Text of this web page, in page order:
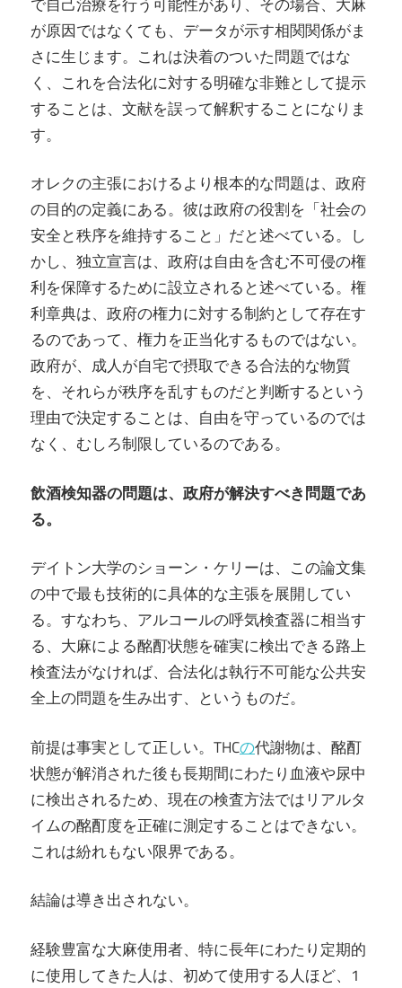
が原因ではなくても、データが示す相関関係がま
さに生じます。これは決着のついた問題ではな
く、これを合法化に対する明確な非難として提示
することは、文献を誤って解釈することになりま
す。
オレクの主張におけるより根本的な問題は、政府
の目的の定義にある。彼は政府の役割を「社会の
安全と秩序を維持すること」だと述べている。し
かし、独立宣言は、政府は自由を含む不可侵の権
利を保障するために設立されると述べている。権
利章典は、政府の権力に対する制約として存在す
るのであって、権力を正当化するものではない。
政府が、成人が自宅で摂取できる合法的な物質
を、それらが秩序を乱すものだと判断するという
理由で決定することは、自由を守っているのでは
なく、むしろ制限しているのである。
飲酒検知器の問題は、政府が解決すべき問題であ
る。
デイトン大学のショーン・ケリーは、この論文集
の中で最も技術的に具体的な主張を展開してい
る。すなわち、アルコールの呼気検査器に相当す
る、大麻による酩酊状態を確実に検出できる路上
検査法がなければ、合法化は執行不可能な公共安
全上の問題を生み出す、というものだ。
前提は事実として正しい。THCの代謝物は、酩酊
状態が解消された後も長期間にわたり血液や尿中
に検出されるため、現在の検査方法ではリアルタ
イムの酩酊度を正確に測定することはできない。
これは紛れもない限界である。
結論は導き出されない。
経験豊富な大麻使用者、特に長年にわたり定期的
に使用してきた人は、初めて使用する人ほど、1